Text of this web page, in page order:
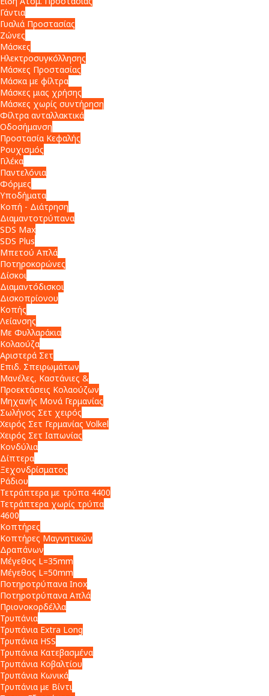
Γάντια
Γυαλιά Προστασίας
Ζώνες
Μάσκες
Ηλεκτροσυγκόλλησης
Μάσκες Προστασίας
Μάσκα με φίλτρα
Μάσκες μιας χρήσης
Μάσκες χωρίς συντήρηση
Φίλτρα ανταλλακτικά
Οδοσήμανση
Προστασία Κεφαλής
Ρουχισμός
Γιλέκα
Παντελόνια
Φόρμες
Υποδήματα
Κοπή - Διάτρηση
Διαμαντοτρύπανα
SDS Max
SDS Plus
Μπετού Απλά
Ποτηροκορώνες
Δίσκοι
Διαμαντόδισκοι
Δισκοπρίονου
Κοπής
Λείανσης
Με Φυλλαράκια
Κολαούζα
Αριστερά Σετ
Επιδ. Σπειρωμάτων
Μανέλες, Καστάνιες &
Προεκτάσεις Κολαούζων
Μηχανής Μονά Γερμανίας
Σωλήνος Σετ χειρός
Χειρός Σετ Γερμανίας Volkel
Χειρός Σετ Ιαπωνίας
Κονδύλια
Δίπτερα
Ξεχονδρίσματος
Ράδιου
Τετράπτερα με τρύπα 4400
Τετράπτερα χωρίς τρύπα
4600
Κοπτήρες
Κοπτήρες Μαγνητικών
Δραπάνων
Μέγεθος L=35mm
Μέγεθος L=50mm
Ποτηροτρύπανα Inox
Ποτηροτρύπανα Απλά
Πριονοκορδέλλα
Τρυπάνια
Τρυπάνια Extra Long
Τρυπάνια HSS
Τρυπάνια Κατεβασμένα
Τρυπάνια Κοβαλτίου
Τρυπάνια Κωνικά
Τρυπάνια με Βίντι